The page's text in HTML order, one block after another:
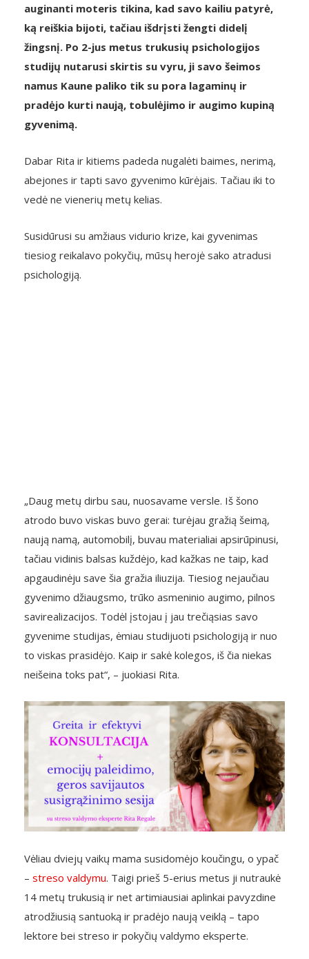
auginanti moteris tikina, kad savo kailiu patyrė,
ką reiškia bijoti, tačiau išdrįsti žengti didelį
žingsnį. Po 2-jus metus trukusių psichologijos
studijų nutarusi skirtis su vyru, ji savo šeimos
namus Kaune paliko tik su pora lagaminų ir
pradėjo kurti naują, tobulėjimo ir augimo kupiną
gyvenimą.
Dabar Rita ir kitiems padeda nugalėti baimes, nerimą,
abejones ir tapti savo gyvenimo kūrėjais. Tačiau iki to
vedė ne vienerių metų kelias.
Susidūrusi su amžiaus vidurio krize, kai gyvenimas
tiesiog reikalavo pokyčių, mūsų herojė sako atradusi
psichologiją.
„Daug metų dirbu sau, nuosavame versle. Iš šono
atrodo buvo viskas buvo gerai: turėjau gražią šeimą,
naują namą, automobilį, buvau materialiai apsirūpinusi,
tačiau vidinis balsas kuždėjo, kad kažkas ne taip, kad
apgaudinėju save šia gražia iliuzija. Tiesiog nejaučiau
gyvenimo džiaugsmo, trūko asmeninio augimo, pilnos
savirealizacijos. Todėl įstojau į jau trečiąsias savo
gyvenime studijas, ėmiau studijuoti psichologiją ir nuo
to viskas prasidėjo. Kaip ir sakė kolegos, iš čia niekas
neišeina toks pat“, – juokiasi Rita.
Vėliau dviejų vaikų mama susidomėjo koučingu, o ypač
– streso valdymu. Taigi prieš 5-erius metus ji nutraukė
14 metų trukusią ir net artimiausiai aplinkai pavyzdine
atrodžiusią santuoką ir pradėjo naują veiklą – tapo
lektore bei streso ir pokyčių valdymo eksperte.